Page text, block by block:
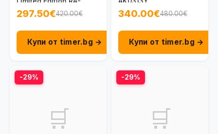
AC0R09L
297.50€420.00€
Купи от timer.bg →
340.00€480.00€
Купи от timer.bg →
-29%
🛒
-29%
🛒